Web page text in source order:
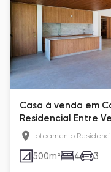
Casa à venda em
Residencial Entre
com 500 m²
Loteamento
500m² 4 3